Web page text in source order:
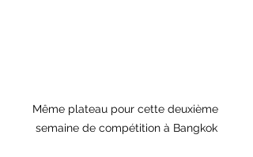
Même plateau pour cette deuxième
semaine de compétition à Bangkok